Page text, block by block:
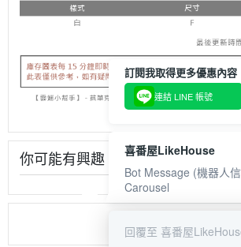
你可能有興趣
訂閱我取得更多優惠內容
連結 LINE 帳號
喜番屋LikeHouse
Bot Message (機器人
Carousel
回覆至 喜番屋